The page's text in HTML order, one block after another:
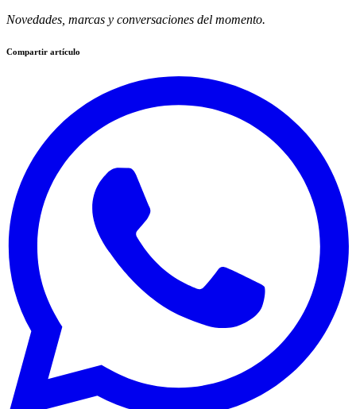
Novedades, marcas y conversaciones del momento.
Compartir artículo